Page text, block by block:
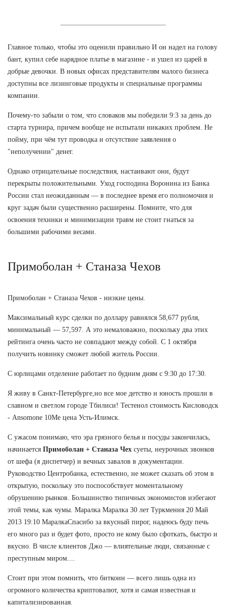
Главное только, чтобы это оценили правильно И он надел на голову
бант, купил себе нарядное платье в магазине - и ушел из царей в
добрые девочки. В новых офисах представителям малого бизнеса
доступны все лизинговые продукты и специальные программы
компании.
Почему-то забыли о том, что словаков мы победили 9:3 за день до
старта турнира, причем вообще не испытали никаких проблем. Не
пойму, при чём тут проводка и отсутствие заявления о
"неполучении" денег.
Однако отрицательные последствия, настаивают они, будут
перекрыты положительными. Уход господина Воронина из Банка
России стал неожиданным — в последнее время его полномочия и
круг задач были существенно расширены. Помните, что для
освоения техники и минимизации травм не стоит гнаться за
большими рабочими весами.
Примоболан + Станаза Чехов
Примоболан + Станаза Чехов - низкие цены.
Максимальный курс сделки по доллару равнялся 58,677 рубля,
минимальный — 57,597. А это немаловажно, поскольку два этих
рейтинга очень часто не совпадают между собой. С 1 октября
получить новинку сможет любой житель России.
С юрлицами отделение работает по будним дням с 9:30 до 17:30.
Я живу в Санкт-Петербурге,но все мое детство и юность прошли в
славном и светлом городе Тбилиси! Тестенол стоимость Кисловодск
- Ansomone 10Me цена Усть-Илимск.
С ужасом понимаю, что эра грязного белья и посуды закончилась,
начинается Примоболан + Станаза Чех суеты, неурочных звонков
от шефа (я диспетчер) и вечных завалов в документации.
Руководство Центробанка, естественно, не может сказать об этом в
открытую, поскольку это поспособствует моментальному
обрушению рынков. Большинство типичных экономистов избегают
этой темы, как чумы. Маралка Маралка 30 лет Туркмения 20 Май
2013 19:10 МаралкаСпасибо за вкусный пирог, надеюсь буду печь
его много раз и будет фото, просто не кому было сфоткать, быстро и
вкусно. В числе клиентов Джо — влиятельные люди, связанные с
преступным миром....
Стоит при этом помнить, что биткоин — всего лишь одна из
огромного количества криптовалют, хотя и самая известная и
капитализированная.